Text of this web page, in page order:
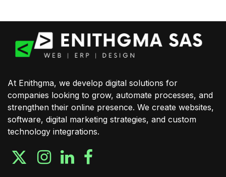
At Enithgma, we develop digital solutions for
companies looking to grow, automate processes, and
strengthen their online presence. We create websites,
software, digital marketing strategies, and custom
technology integrations.